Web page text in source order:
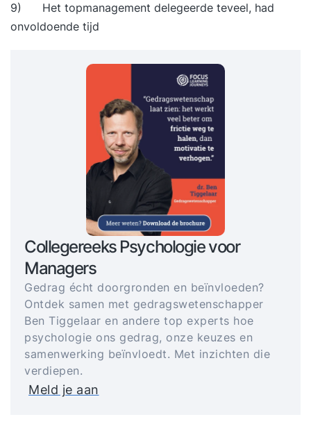
9) Het topmanagement delegeerde teveel, had
onvoldoende tijd
Collegereeks Psychologie voor
Managers
Gedrag écht doorgronden en beïnvloeden?
Ontdek samen met gedragswetenschapper
Ben Tiggelaar en andere top experts hoe
psychologie ons gedrag, onze keuzes en
samenwerking beïnvloedt. Met inzichten die
verdiepen.
Meld je aan